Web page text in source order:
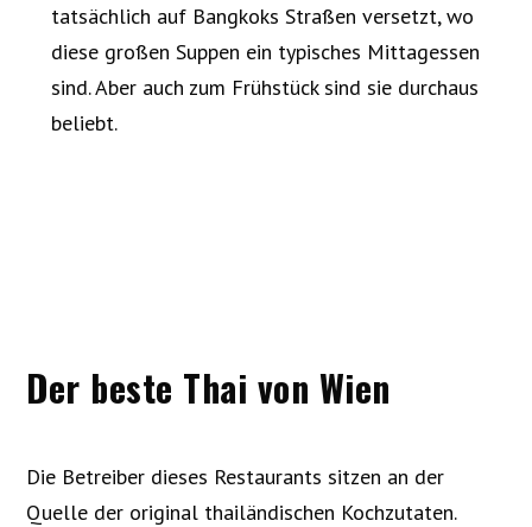
tatsächlich auf Bangkoks Straßen versetzt, wo
diese großen Suppen ein typisches Mittagessen
sind. Aber auch zum Frühstück sind sie durchaus
beliebt.
Der beste Thai von Wien
Die Betreiber dieses Restaurants sitzen an der
Quelle der original thailändischen Kochzutaten.